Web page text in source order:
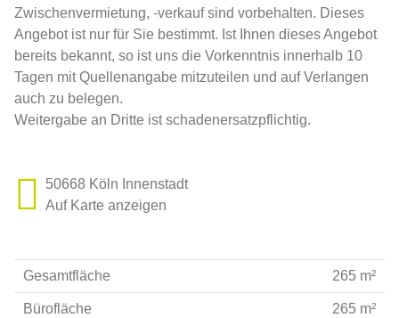
Zwischenvermietung, -verkauf sind vorbehalten. Dieses
Angebot ist nur für Sie bestimmt. Ist Ihnen dieses Angebot
bereits bekannt, so ist uns die Vorkenntnis innerhalb 10
Tagen mit Quellenangabe mitzuteilen und auf Verlangen
auch zu belegen.
Weitergabe an Dritte ist schadenersatzpflichtig.
50668 Köln Innenstadt
Auf Karte anzeigen
Gesamtfläche 265 m²
Bürofläche 265 m²